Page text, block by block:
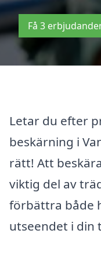
Få 3
Letar du efter
beskärning i
rätt! Att
viktig del av
förbättra både
utseendet i din